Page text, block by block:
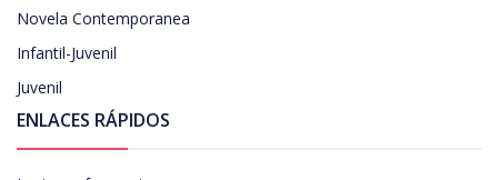
Novela Contemporanea
Infantil-Juvenil
Juvenil
ENLACES RÁPIDOS